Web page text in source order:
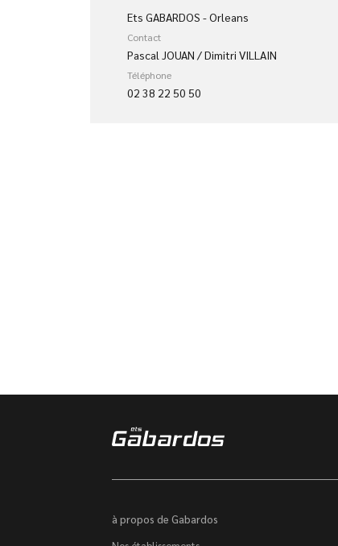
Ets GABARDOS - Orleans
Contact
Pascal JOUAN / Dimitri VILLAIN
Téléphone
02 38 22 50 50
à propos de Gabardos